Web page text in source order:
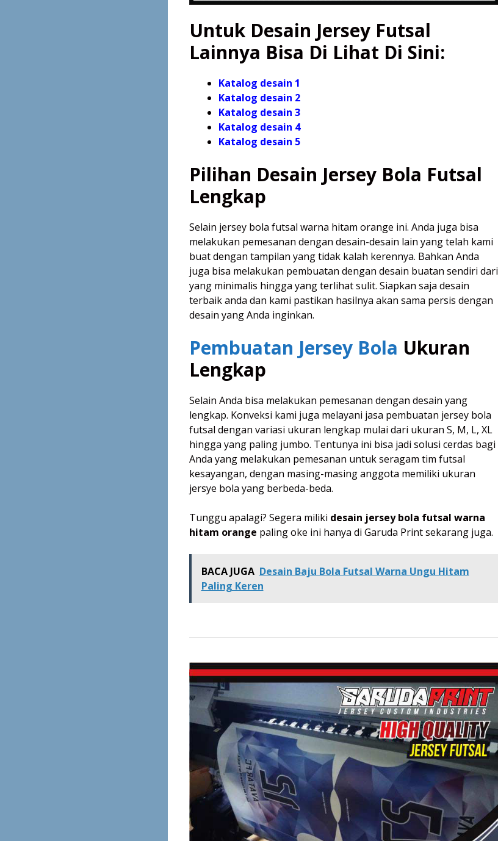
Untuk Desain Jersey Futsal
Lainnya Bisa Di Lihat Di Sini:
Katalog desain 1
Katalog desain 2
Katalog desain 3
Katalog desain 4
Katalog desain 5
Pilihan Desain Jersey Bola Futsal
Lengkap
Selain jersey bola futsal warna hitam orange ini. Anda juga bisa
melakukan pemesanan dengan desain-desain lain yang telah kami
buat dengan tampilan yang tidak kalah kerennya. Bahkan Anda
juga bisa melakukan pembuatan dengan desain buatan sendiri dari
yang minimalis hingga yang terlihat sulit. Siapkan saja desain
terbaik anda dan kami pastikan hasilnya akan sama persis dengan
desain yang Anda inginkan.
Pembuatan Jersey Bola Ukuran
Lengkap
Selain Anda bisa melakukan pemesanan dengan desain yang
lengkap. Konveksi kami juga melayani jasa pembuatan jersey bola
futsal dengan variasi ukuran lengkap mulai dari ukuran S, M, L, XL
hingga yang paling jumbo. Tentunya ini bisa jadi solusi cerdas bagi
Anda yang melakukan pemesanan untuk seragam tim futsal
kesayangan, dengan masing-masing anggota memiliki ukuran
jersye bola yang berbeda-beda.
Tunggu apalagi? Segera miliki desain jersey bola futsal warna
hitam orange paling oke ini hanya di Garuda Print sekarang juga.
BACA JUGA Desain Baju Bola Futsal Warna Ungu Hitam
Paling Keren